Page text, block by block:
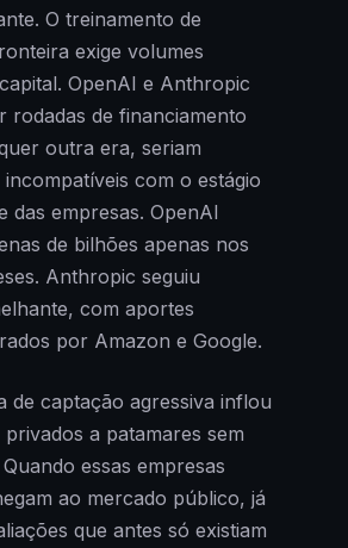
O treinamento de
exige volumes
OpenAI e Anthropic
rodadas de financiamento
outra era, seriam
com o estágio
das empresas. OpenAI
de bilhões apenas nos
Anthropic seguiu
com aportes
por Amazon e Google.
de captação agressiva inflou
a patamares sem
essas empresas
ao mercado público, já
que antes só existiam